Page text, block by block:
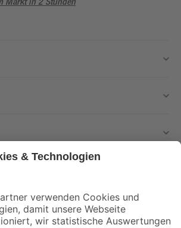
Angebote und Aktionen mehr verpassen!